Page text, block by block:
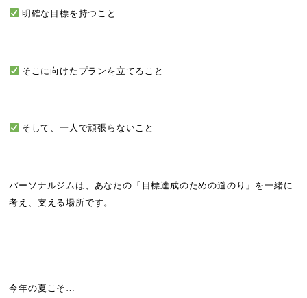
明確な目標を持つこと
そこに向けたプランを立てること
そして、一人で頑張らないこと
パーソナルジムは、あなたの「目標達成のための道のり」を一緒に
考え、支える場所です。
今年の夏こそ…